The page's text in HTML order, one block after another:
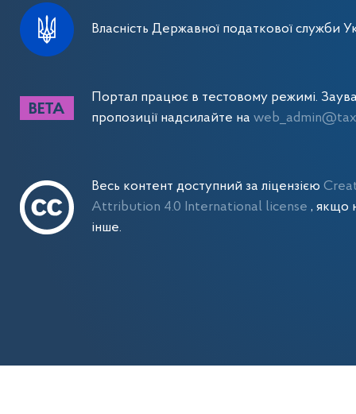
Власність Державної податкової служби
Портал працює в тестовому режимі.
пропозиції надсилайте на
Весь контент доступний за ліцензією
Attribution 4.0 International license , якщо
інше.